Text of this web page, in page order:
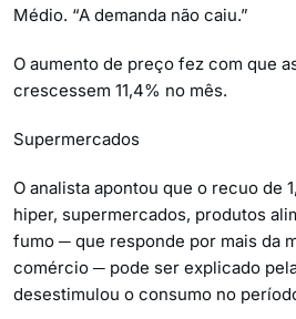
Médio. “A demanda não caiu.”
O aumento de preço fez com que
crescessem 11,4% no mês.
Supermercados
O analista apontou que o recuo de
hiper, supermercados, produtos
fumo ─ que responde por mais da
comércio ─ pode ser explicado
desestimulou o consumo no